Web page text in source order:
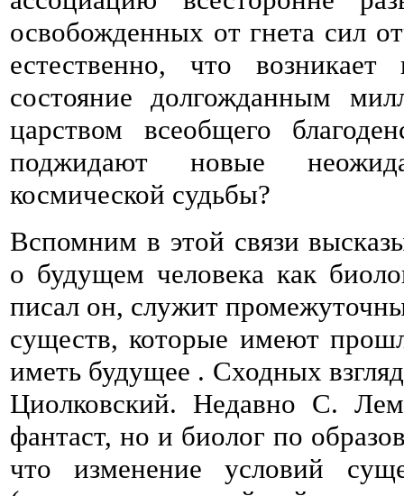
освобожденных от гнета сил
естественно, что
состояние долгожданным
царством всеобщего
поджидают новые
космической судьбы?
Вспомним в этой связи
о будущем человека как
писал он, служит
существ, которые имеют
иметь будущее . Сходных
Циолковский. Недавно С.
фантаст, но и биолог по
что изменение условий